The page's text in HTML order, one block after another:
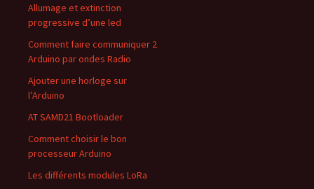
Allumage et extinction
progressive d’une led
Comment faire communiquer 2
Arduino par ondes Radio
Ajouter une horloge sur
l’Arduino
AT SAMD21 Bootloader
Comment choisir le bon
processeur Arduino
Les différents modules LoRa